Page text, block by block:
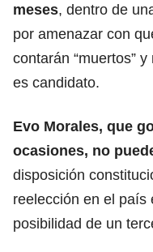
meses, dentro de
por amenazar con
contarán “muertos”
es candidato.
Evo Morales, que
ocasiones, no
disposición
reelección en el país
posibilidad de un